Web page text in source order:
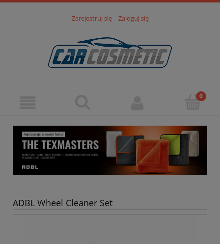
Zarejestruj się Zaloguj się
ADBL Wheel Cleaner Set